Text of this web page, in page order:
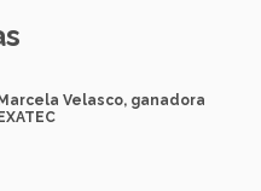
Velasco, ganadora